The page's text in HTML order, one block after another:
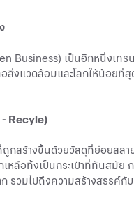
Business) เป็นอีกหนึ่งเท
สิ่งแวดล้อมและโลกให้น้อย
- Recyle)
ร้างขึ้นด้วยวัสดุที่ย่อยสลา
หลือทิ้งเป็นกระเป๋าที่ทันสมัย
รวมไปถึงความสร้างสรร